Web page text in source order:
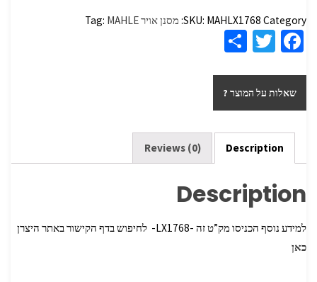
SKU: MAHLX1768 Category: מסנן אויר Tag: MAHLE
Fa
b
o
o
k
T
tt
er
ar
e
שאלות על המוצר ?
Description
Reviews (0)
Description
למידע נוסף הכניסו מק”ט זה -LX1768- לחיפוש בדף הקישור באתר היצרן
כאן